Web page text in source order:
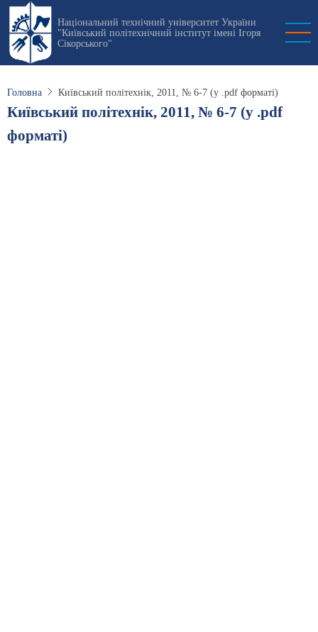
Перейти
основного
вмісту
Національний технічний університет України
"Київський політехнічний інститут імені Ігоря
Сікорського"
Головна Київський політехнік, 2011, № 6-7 (у .pdf форматі)
Київський політехнік, 2011, № 6-7 (у .pdf
форматі)